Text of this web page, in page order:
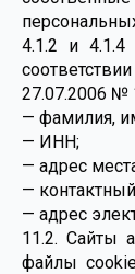
4.1.2 и 4.1.4
27.07.2006 №
— фамилия,
— ИНН;
— адрес
—
— адрес
11.2. Сайты
файлы